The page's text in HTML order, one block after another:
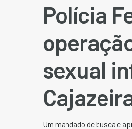
Polícia
sexual
Um mandado de busca e